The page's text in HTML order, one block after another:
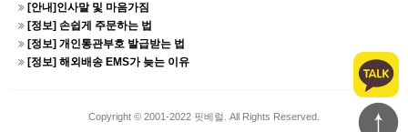
[안내]인사말 및 마음가짐
[정보] 손쉽게 주문하는 법
[정보] 개인통관부호 발급받는 법
[정보] 해외배송 EMS가 늦는 이유
Copyright © 2001-2022 핏베럴. All Rights Reserved.